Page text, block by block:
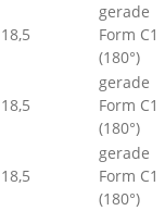
18,5
gerade
Form C1
(180°)
18,5
gerade
Form C1
(180°)
18,5
gerade
Form C1
(180°)